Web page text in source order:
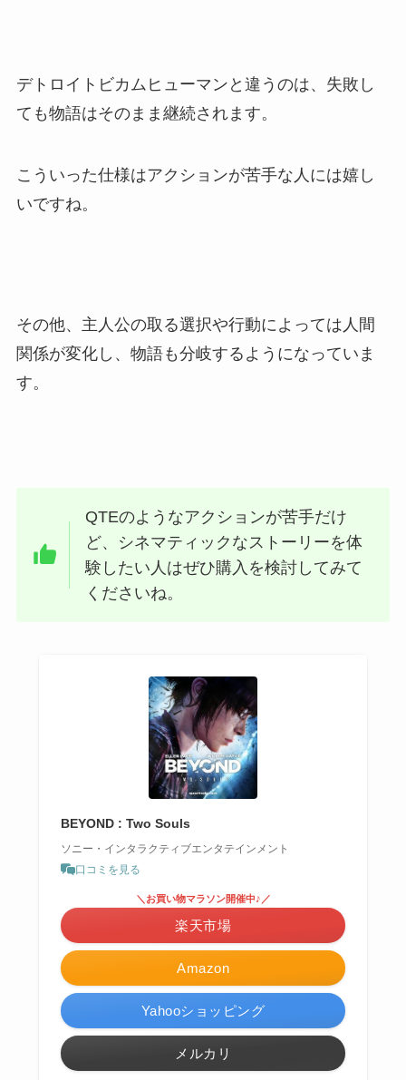
デトロイトビカムヒューマンと違うのは、失敗し
ても物語はそのまま継続されます。
こういった仕様はアクションが苦手な人には嬉し
いですね。
その他、主人公の取る選択や行動によっては人間
関係が変化し、物語も分岐するようになっていま
す。
QTEのようなアクションが苦手だけ
ど、シネマティックなストーリーを体
験したい人はぜひ購入を検討してみて
くださいね。
BEYOND : Two Souls
ソニー・インタラクティブエンタテインメント
口コミを見る
Amazon
＼お買い物マラソン開催中♪／
楽天市場
Yahooショッピング
メルカリ